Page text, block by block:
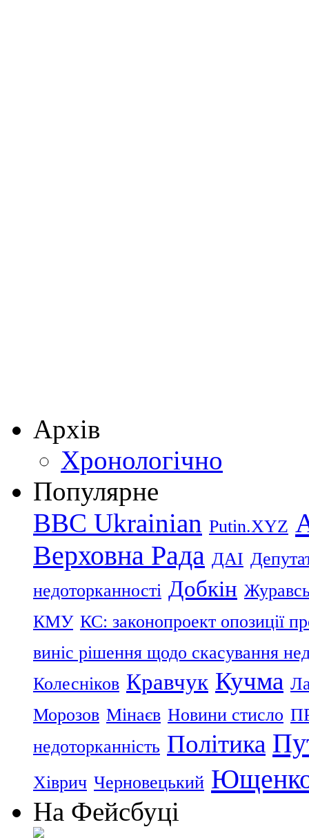
Архів
Хронологічно
Популярне
BBC Ukrainian Putin.XYZ
Верховна Рада ДАІ
недоторканності Добкін
КМУ КС: законопроект опозиції
виніс рішення щодо скасування
Колесніков Кравчук Кучма
Морозов Мінаєв Новини стисло
недоторканність Політика
Хіврич Черновецький
На Фейсбуці